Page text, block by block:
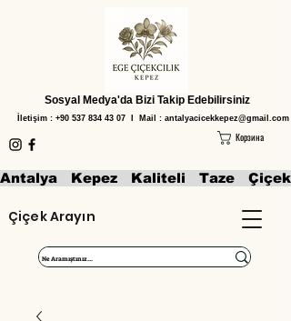
Корзина
Çiçek Arayın
İletişim : +90 537 834 43 07 I Mail : antalyacicekkepez@gmail.com
Antalya   Kepez   Kaliteli   Taze
Sosyal Medya'da Bizi Takip Edebilirsiniz